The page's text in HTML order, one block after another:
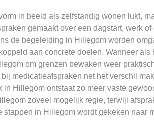
in beeld als zelfstandig wonen lukt,
gemaakt over een dagstart, werk
de begeleiding in Hillegom worden
aan concrete doelen. Wanneer als
om grenzen bewaken weer
medicatieafspraken net het verschil
Hillegom ontstaat zo meer vaste
zoveel mogelijk regie, terwijl
in Hillegom wordt gekeken naar